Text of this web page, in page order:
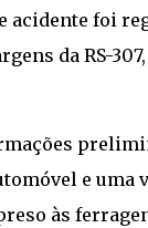
acidente foi
da RS-
e uma
às